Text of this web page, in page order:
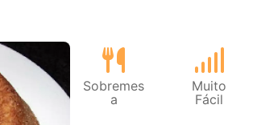
Sobremes
a
Muito
Fácil